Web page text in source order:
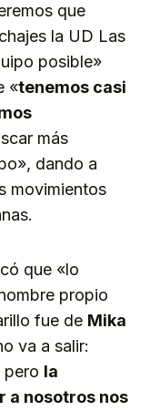
que
la UD Las
posible»
«tenemos casi
más
dando a
movimientos
que «lo
propio
fue de Mika
va a salir:
pero la
a nosotros nos